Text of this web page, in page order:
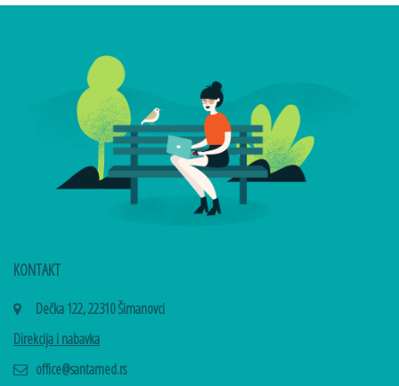
KONTAKT
Dečka 122, 22310 Šimanovci
Direkcija i nabavka
office@santamed.rs